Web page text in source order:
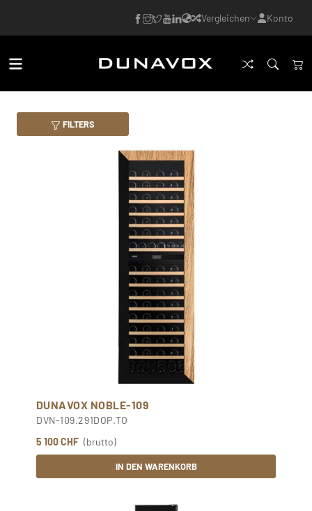
Vergleichen Konto
FILTERS
DUNAVOX NOBLE-109
DVN-109.291DOP.TO
5 100 CHF (brutto)
IN DEN WARENKORB